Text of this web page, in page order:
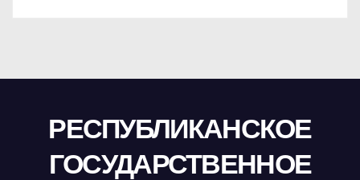
РЕСПУБЛИКАНСКОЕ
ГОСУДАРСТВЕННОЕ